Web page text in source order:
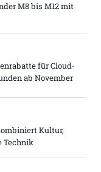
M8 bis M12 mit
für Cloud-
ab November
Kultur,
Technik